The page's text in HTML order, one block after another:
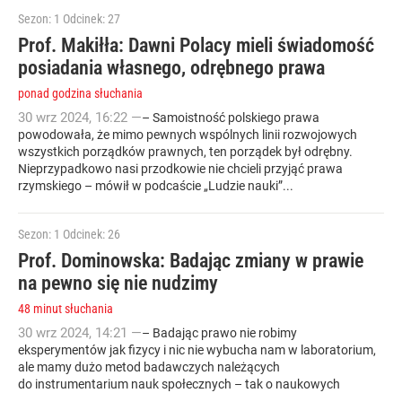
Sezon: 1 Odcinek: 27
Prof. Makiłła: Dawni Polacy mieli świadomość
posiadania własnego, odrębnego prawa
ponad godzina słuchania
30 wrz 2024, 16:22 —– Samoistność polskiego prawa
powodowała, że mimo pewnych wspólnych linii rozwojowych
wszystkich porządków prawnych, ten porządek był odrębny.
Nieprzypadkowo nasi przodkowie nie chcieli przyjąć prawa
rzymskiego – mówił w podcaście „Ludzie nauki”...
Sezon: 1 Odcinek: 26
Prof. Dominowska: Badając zmiany w prawie
na pewno się nie nudzimy
48 minut słuchania
30 wrz 2024, 14:21 —– Badając prawo nie robimy
eksperymentów jak fizycy i nic nie wybucha nam w laboratorium,
ale mamy dużo metod badawczych należących
do instrumentarium nauk społecznych – tak o naukowych